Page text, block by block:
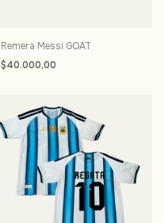
Remera Messi GOAT
$40.000,00